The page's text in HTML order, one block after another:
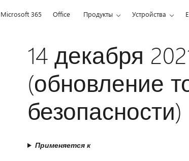
Microsoft 365 Office Продукты Устройства
14 декабря
(обновление
безопасности)
Применяется к